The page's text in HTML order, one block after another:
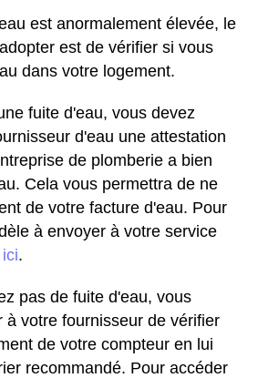
est anormalement élevée, le
est de vérifier si vous
dans votre logement.
fuite d'eau, vous devez
d'eau une attestation
de plomberie a bien
Cela vous permettra de ne
de votre facture d'eau. Pour
à envoyer à votre service
ici.
pas de fuite d'eau, vous
à votre fournisseur de vérifier
de votre compteur en lui
recommandé. Pour accéder